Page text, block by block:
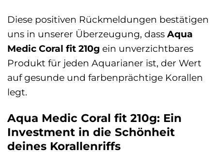
Diese positiven Rückmeldungen bestätigen
uns in unserer Überzeugung, dass Aqua
Medic Coral fit 210g ein unverzichtbares
Produkt für jeden Aquarianer ist, der Wert
auf gesunde und farbenprächtige Korallen
legt.
Aqua Medic Coral fit 210g: Ein
Investment in die Schönheit
deines Korallenriffs